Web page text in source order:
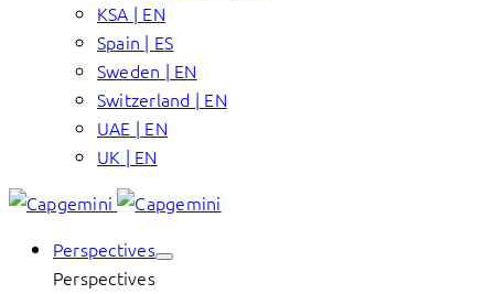
KSA | EN
Spain | ES
Sweden | EN
Switzerland | EN
UAE | EN
UK | EN
Perspectives
Perspectives